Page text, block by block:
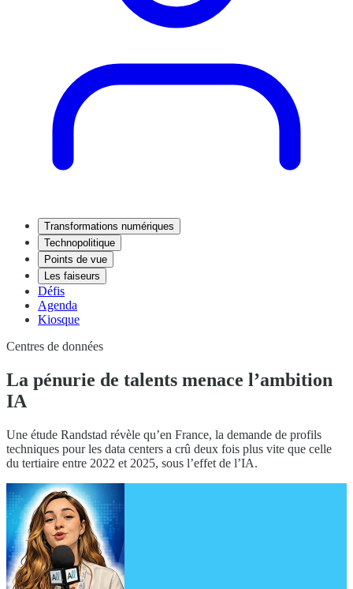
Transformations numériques
Technopolitique
Points de vue
Les faiseurs
Défis
Agenda
Kiosque
Centres de données
La pénurie de talents menace l’ambition
IA
Une étude Randstad révèle qu’en France, la demande de profils
techniques pour les data centers a crû deux fois plus vite que celle
du tertiaire entre 2022 et 2025, sous l’effet de l’IA.